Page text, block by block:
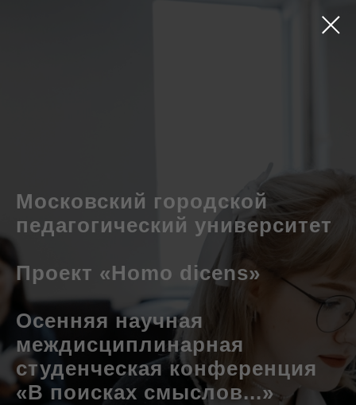
Московский городской
педагогический университет
Проект «Homo dicens»
Осенняя научная
междисциплинарная
студенческая конференция
«В поисках смыслов...»